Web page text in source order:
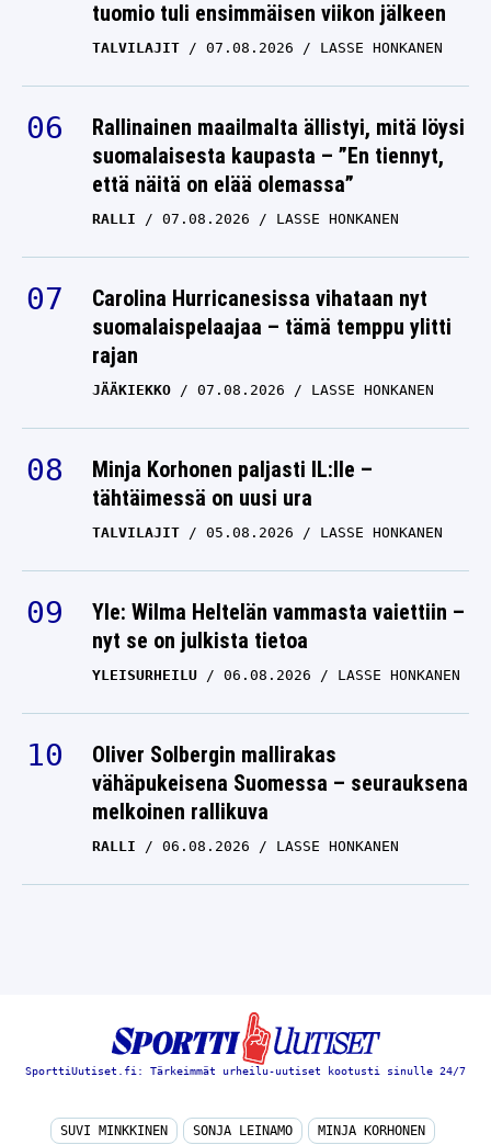
tuomio tuli ensimmäisen viikon jälkeen
TALVILAJIT 07.08.2026 LASSE HONKANEN
Rallinainen maailmalta ällistyi, mitä löysi
suomalaisesta kaupasta – ”En tiennyt,
että näitä on elää olemassa”
RALLI 07.08.2026 LASSE HONKANEN
Carolina Hurricanesissa vihataan nyt
suomalaispelaajaa – tämä temppu ylitti
rajan
JÄÄKIEKKO 07.08.2026 LASSE HONKANEN
Minja Korhonen paljasti IL:lle –
tähtäimessä on uusi ura
TALVILAJIT 05.08.2026 LASSE HONKANEN
Yle: Wilma Heltelän vammasta vaiettiin –
nyt se on julkista tietoa
YLEISURHEILU 06.08.2026 LASSE HONKANEN
Oliver Solbergin mallirakas
vähäpukeisena Suomessa – seurauksena
melkoinen rallikuva
RALLI 06.08.2026 LASSE HONKANEN
SporttiUutiset.fi: Tärkeimmät urheilu-uutiset kootusti sinulle 24/7
SUVI MINKKINEN SONJA LEINAMO MINJA KORHONEN